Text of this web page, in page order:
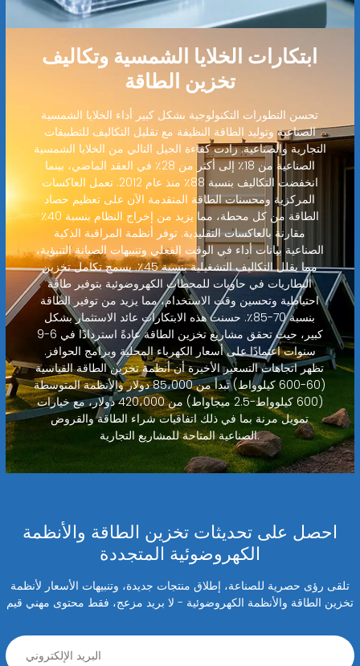
ابتكارات الخلايا الشمسية وتكاليف
تخزين الطاقة
تحسن التطورات التكنولوجية بشكل كبير أداء الخلايا الشمسية
الصناعية وتوليد الطاقة النظيفة مع تقليل التكاليف للتطبيقات
التجارية والصناعية. زادت كفاءة الجيل التالي من الخلايا الشمسية
الصناعية من 18٪ إلى أكثر من 28٪ في العقد الماضي، بينما
انخفضت التكاليف بنسبة 88٪ منذ عام 2012. تعمل العاكسات
المركزية ومحسنات الطاقة المتقدمة الآن على تعظيم حصاد
الطاقة من كل محطة، مما يزيد من إخراج النظام بنسبة 40٪
مقارنة بالعاكسات التقليدية. توفر أنظمة المراقبة الذكية
الصناعية بيانات أداء في الوقت الفعلي وتنبيهات الصيانة التنبؤية،
مما يقلل التكاليف التشغيلية بنسبة 45٪. يسمح تكامل تخزين
البطاريات في حاويات للمحطات الكهروضوئية بتوفير طاقة
احتياطية وتحسين وقت الاستخدام، مما يزيد من توفير الطاقة
بنسبة 70-85٪. حسنت هذه الابتكارات عائد الاستثمار بشكل
كبير، حيث تحقق مشاريع تخزين الطاقة عادةً استردادًا في 6-9
سنوات اعتمادًا على أسعار الكهرباء المحلية وبرامج الحوافز.
تظهر اتجاهات التسعير الأخيرة أن أنظمة تخزين الطاقة القياسية
(60-600 كيلوواط) تبدأ من 85،000 دولار والأنظمة المتوسطة
(600 كيلوواط-2.5 ميجاواط) من 420،000 دولار، مع خيارات
تمويل مرنة بما في ذلك اتفاقيات شراء الطاقة والقروض
الصناعية المتاحة للمشاريع التجارية.
احصل على تحديثات تخزين الطاقة والأنظمة
الكهروضوئية المتجددة
تلقى رؤى حصرية للصناعة، إطلاق منتجات جديدة، وتنبيهات الأسعار لأنظمة
تخزين الطاقة والأنظمة الكهروضوئية - لا بريد مزعج، فقط محتوى مهني قيم